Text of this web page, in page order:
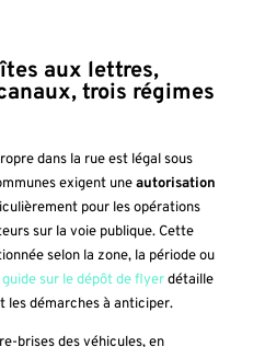
aux lettres,
trois régimes
dans la rue est légal sous
exigent uneautorisation
pour les opérations
sur la voie publique. Cette
selon la zone, la période ou
guide sur le dépôt de flyerdétaille
les démarches à anticiper.
brises des véhicules, en